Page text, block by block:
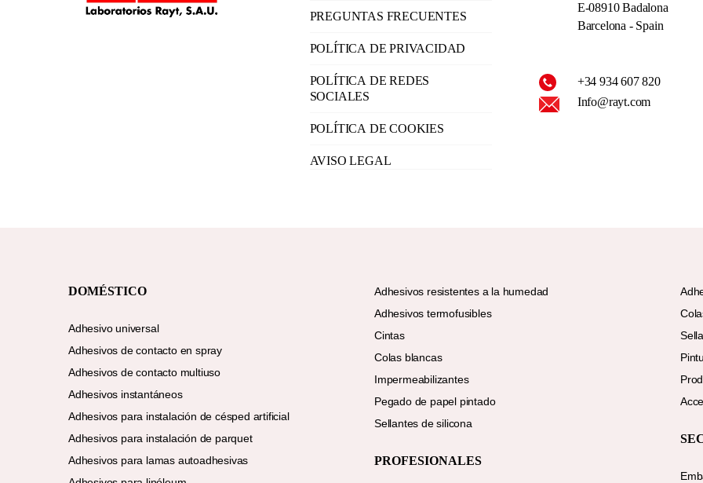
PREGUNTAS FRECUENTES
POLÍTICA DE PRIVACIDAD
POLÍTICA DE REDES
SOCIALES
POLÍTICA DE COOKIES
AVISO LEGAL
E-08910 Badalona
Barcelona - Spain
+34 934 607 820
Info@rayt.com
DOMÉSTICO
Adhesivo universal
Adhesivos de contacto en spray
Adhesivos de contacto multiuso
Adhesivos instantáneos
Adhesivos para instalación de césped artificial
Adhesivos para instalación de parquet
Adhesivos para lamas autoadhesivas
Adhesivos resistentes a la humedad
Adhesivos termofusibles
Cintas
Colas blancas
Impermeabilizantes
Pegado de papel pintado
Sellantes de silicona
PROFESIONALES